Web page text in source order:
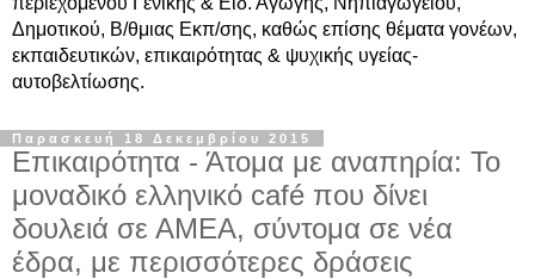
Δημοτικού, Β/θμιας Εκπ/σης, καθώς επίσης θέματα γονέων,
εκπαιδευτικών, επικαιρότητας & ψυχικής υγείας-
αυτοβελτίωσης.
Παρασκευή 18 Δεκεμβρίου 2015
Επικαιρότητα - Άτομα με αναπηρία: Το
μοναδικό ελληνικό café που δίνει
δουλειά σε ΑΜΕΑ, σύντομα σε νέα
έδρα, με περισσότερες δράσεις